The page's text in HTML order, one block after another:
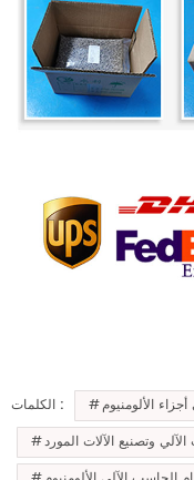
الكلمات :
الألومنيوم
وتصنيع الآلات المورد